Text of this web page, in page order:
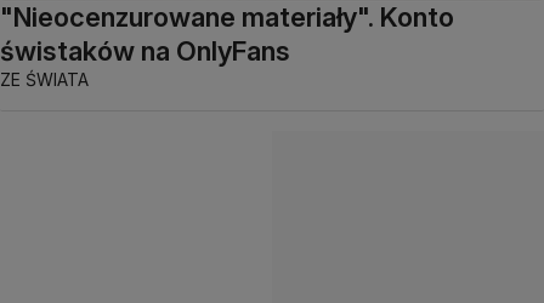
"Nieocenzurowane materiały". Konto
świstaków na OnlyFans
ZE ŚWIATA